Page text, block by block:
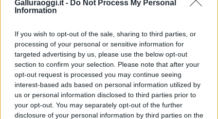
Galluraoggi.it - Do Not Process My Personal
Information
If you wish to opt-out of the sale, sharing to third parties, or
processing of your personal or sensitive information for
targeted advertising by us, please use the below opt-out
section to confirm your selection. Please note that after your
opt-out request is processed you may continue seeing
interest-based ads based on personal information utilized by
us or personal information disclosed to third parties prior to
your opt-out. You may separately opt-out of the further
disclosure of your personal information by third parties on the
caviale e sabbia rubata
Migliori cliniche di estetica medicale avanzata
in Europa: classifica dei 5 centri di riferimento
pe…
Incendi, a San Pasquale arriva il Campo Base: